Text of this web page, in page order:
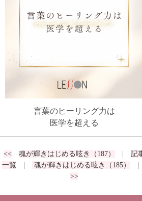
言葉のヒーリング力は
医学を超える
<< 魂が輝きはじめる呟き（187）
記
一覧
魂が輝きはじめる呟き（185）
>>